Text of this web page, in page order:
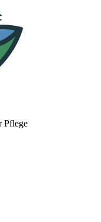
Pflege